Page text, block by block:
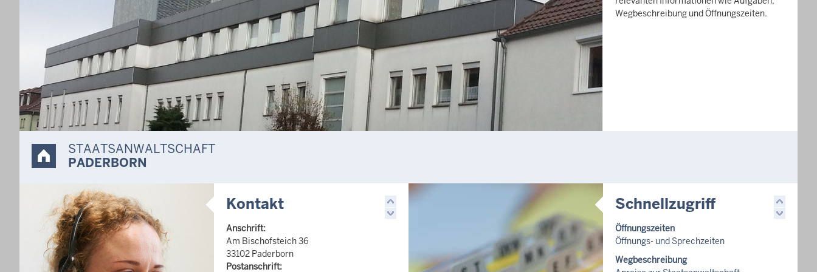
Wegbeschreibung und Öffnungszeiten.
STAATSANWALTSCHAFT
PADERBORN
Kontakt
Anschrift:
Am Bischofsteich 36
33102 Paderborn
Postanschrift:
Schnellzugriff
Öffnungszeiten
Öffnungs- und Sprechzeiten
Wegbeschreibung